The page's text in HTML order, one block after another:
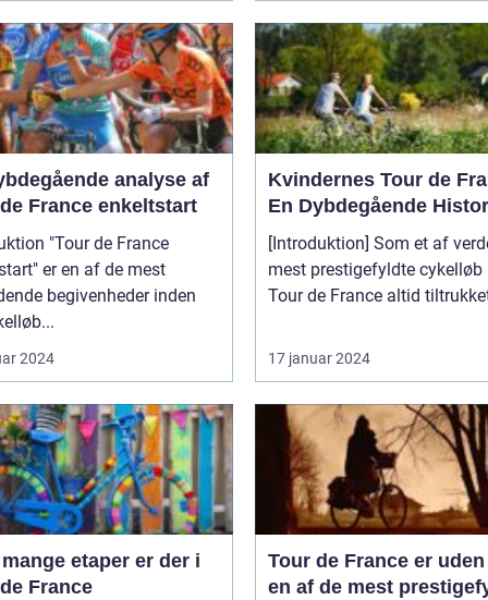
analyse af
France enkeltstart
"Tour de France
er en af de mest
begivenheder inden
2024
Kvindernes Tour de
En Dybdegående
[Introduktion] Som et af
mest prestigefyldte cykelløb
Tour de France altid
17 januar 2024
etaper er der i
France
Tour de France er
en af de mest